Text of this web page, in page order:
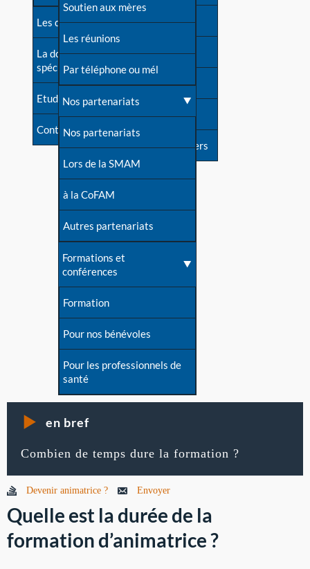
Cas particuliers
Mythes et vérités
Devenir animatrice ?
Une question sur le site
Les dossiers de l'allaitement
La documentation
spécialisée
Etudes récentes
Contact
Dossier de presse
Soutenir LLL
Livre d'or
Forum
S'inscrire à nos newsletters
Soutien aux mères
Les réunions
Par téléphone ou mél
Nos partenariats
Nos partenariats
Lors de la SMAM
à la CoFAM
Autres partenariats
Formations et
conférences
Formation
Pour nos bénévoles
Pour les professionnels de
santé
en bref
Combien de temps dure la formation ?
Devenir animatrice ? Envoyer
Quelle est la durée de la
formation d’animatrice ?